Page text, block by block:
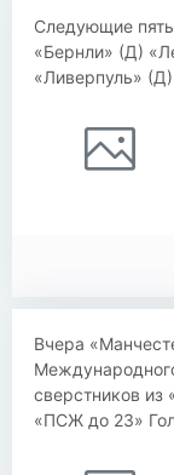
Следующие
«Бернли» (Д)
«Ливерпуль» (Д)
Вчера
сверстников
«ПСЖ до 23»